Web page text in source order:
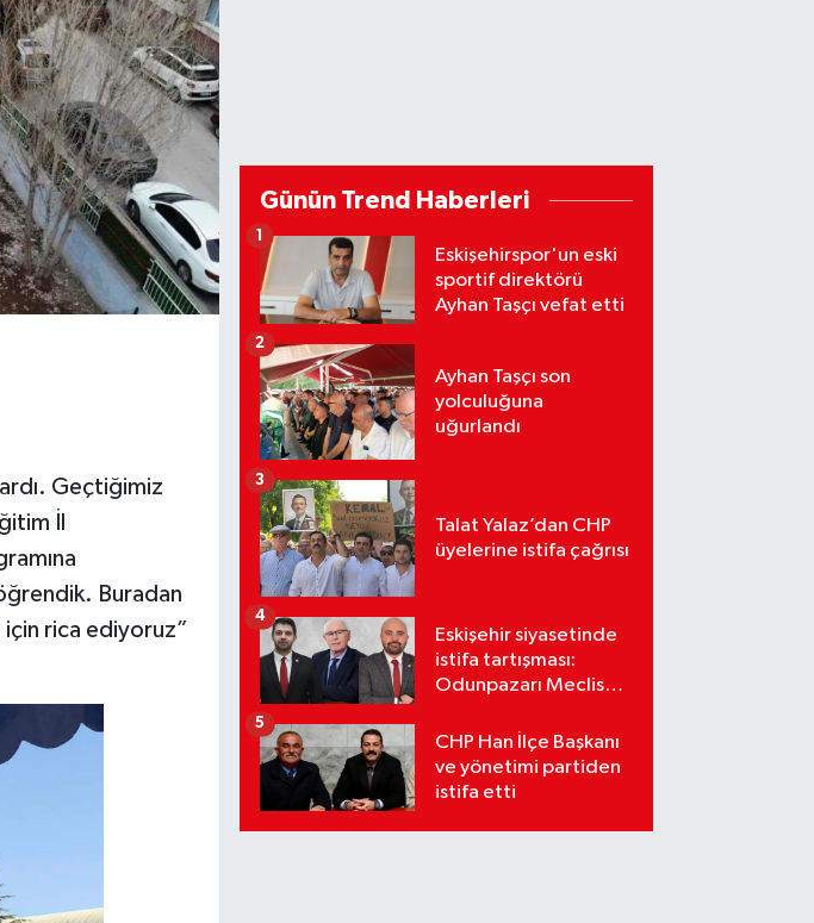
Geçtiğimiz
İl
Buradan
rica ediyoruz”
Günün Trend Haberleri
Eskişehirspor'un eski
sportif direktörü
Ayhan Taşçı vefat etti
1
Ayhan Taşçı son
yolculuğuna
uğurlandı
2
Talat Yalaz’dan CHP
üyelerine istifa çağrısı
3
Eskişehir siyasetinde
istifa tartışması:
Odunpazarı Meclis
medyada karşı karşıya
geldi
4
CHP Han İlçe Başkanı
ve yönetimi partiden
istifa etti
5